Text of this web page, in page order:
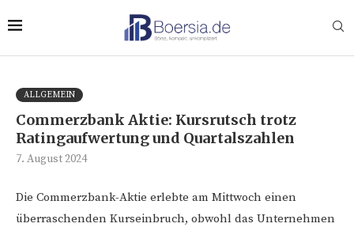
ALLGEMEIN
Commerzbank Aktie: Kursrutsch trotz
Ratingaufwertung und Quartalszahlen
7. August 2024
Die Commerzbank-Aktie erlebte am Mittwoch einen
überraschenden Kurseinbruch, obwohl das Unternehmen